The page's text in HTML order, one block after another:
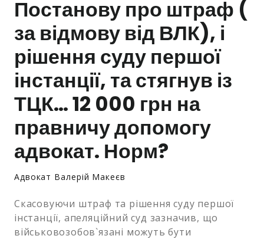
Залишити заявку
Постанову про штраф (
за відмову від ВЛК), і
рішення суду першої
інстанції, та стягнув із
ТЦК… 12 000 грн на
правничу допомогу
адвокат. Норм?
Адвокат Валерій Макеєв
Скасовуючи штраф та рішення суду першої
інстанції, апеляційний суд зазначив, що
військовозобов`язані можуть бути